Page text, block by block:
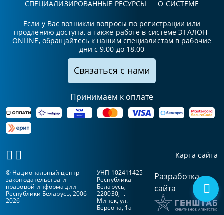
СПЕЦИАЛИЗИРОВАННЫЕ РЕСУРСЫ
О СИСТЕМЕ
Если у Вас возникли вопросы по регистрации или
продлению доступа, а также работе в системе ЭТАЛОН-
ONLINE, обращайтесь к нашим специалистам в рабочие
дни с 9.00 до 18.00
Связаться с нами
Принимаем к оплате
Карта сайта
© Национальный центр
законодательства и
правовой информации
Республики Беларусь, 2006-
2026
УНП 102411425
Республика
Беларусь,
220030, г.
Минск, ул.
Берсона, 1а
Разработка
сайта